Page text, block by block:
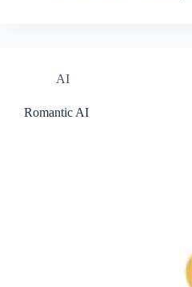
AI
Romantic AI